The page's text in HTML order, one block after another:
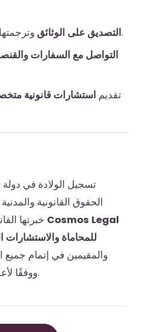
التصديق على الوثائقوترجمتها ترجمة قانونية معتمدة.
التواصل مع السفارات
تقديم استشارات قانونية
تسجيل الولادة في
الحقوق القانونية
خبرتها
للمحاماة والاستشارات
والمقيمين في إتمام جميع
ووفقًا لأعلى معايير الدقة والشفافية.